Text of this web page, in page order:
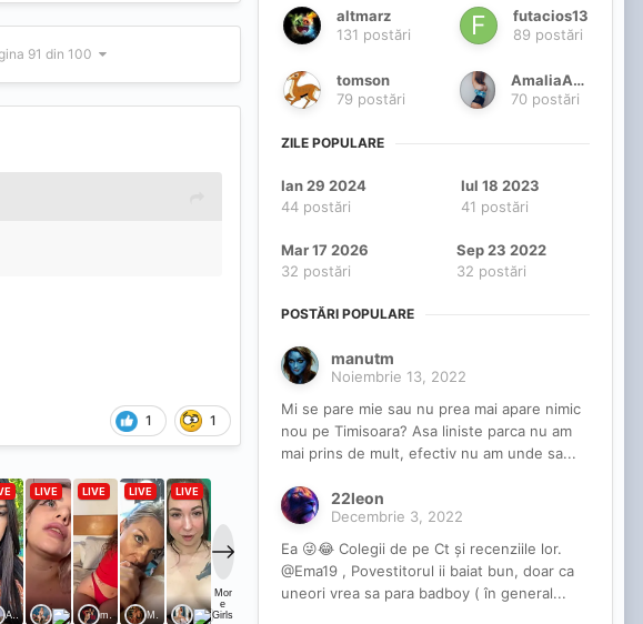
91 din 100
1 1
altmarz
131 postări
futacios13
89 postări
tomson
79 postări
AmaliaAme
70 postări
ZILE POPULARE
Ian 29 2024
44 postări
Iul 18 2023
41 postări
Mar 17 2026
32 postări
Sep 23 2022
32 postări
POSTĂRI POPULARE
manutm
Noiembrie 13, 2022
Mi se pare mie sau nu prea mai apare nimic
nou pe Timisoara? Asa liniste parca nu am
mai prins de mult, efectiv nu am unde sa...
22leon
Decembrie 3, 2022
Ea 😜😂 Colegii de pe Ct și recenziile lor.
@Ema19 , Povestitorul ii baiat bun, doar ca
uneori vrea sa para badboy ( în general...